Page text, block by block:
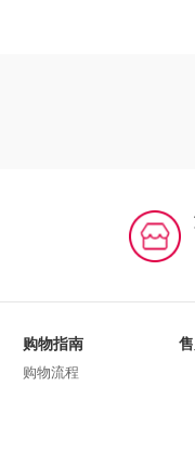
购物指南
购物流程